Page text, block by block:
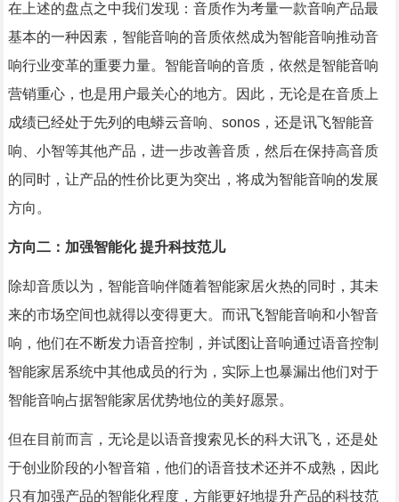
在上述的盘点之中我们发现：音质作为考量一款音响产品最
基本的一种因素，智能音响的音质依然成为智能音响推动音
响行业变革的重要力量。智能音响的音质，依然是智能音响
营销重心，也是用户最关心的地方。因此，无论是在音质上
成绩已经处于先列的电蟒云音响、sonos，还是讯飞智能音
响、小智等其他产品，进一步改善音质，然后在保持高音质
的同时，让产品的性价比更为突出，将成为智能音响的发展
方向。
方向二：加强智能化 提升科技范儿
除却音质以为，智能音响伴随着智能家居火热的同时，其未
来的市场空间也就得以变得更大。而讯飞智能音响和小智音
响，他们在不断发力语音控制，并试图让音响通过语音控制
智能家居系统中其他成员的行为，实际上也暴漏出他们对于
智能音响占据智能家居优势地位的美好愿景。
但在目前而言，无论是以语音搜索见长的科大讯飞，还是处
于创业阶段的小智音箱，他们的语音技术还并不成熟，因此
只有加强产品的智能化程度，方能更好地提升产品的科技范